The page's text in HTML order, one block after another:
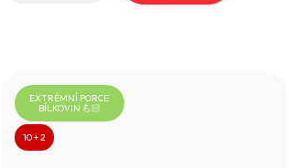
EXTRÉMNÍ PORCE
BÍLKOVIN 💪🏻
10 + 2